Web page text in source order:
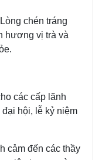
Lòng chén tráng
hương vị trà và
các cấp lãnh
hội, lễ kỷ niệm
cảm đến các thầy